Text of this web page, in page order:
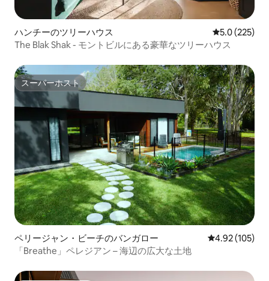
ハンチーのツリーハウス レビュー225
5.0 (225)
The Blak Shak - モントビルにある豪華なツリーハウス
スーパーホスト
スーパーホスト
ペリージャン・ビーチのバンガロー レビュー105
4.92 (105)
「Breathe」ペレジアン – 海辺の広大な土地